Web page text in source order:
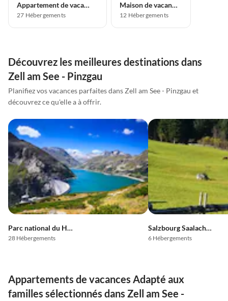
Appartement de vacances
27 Hébergements
Maison de vacances
12 Hébergements
Découvrez les meilleures destinations dans
Zell am See - Pinzgau
Planifiez vos vacances parfaites dans Zell am See - Pinzgau et
découvrez ce qu'elle a à offrir.
Parc national du Hohe Tauern
28 Hébergements
Salzbourg Saalachtal
6 Hébergements
Appartements de vacances Adapté aux
familles sélectionnés dans Zell am See -